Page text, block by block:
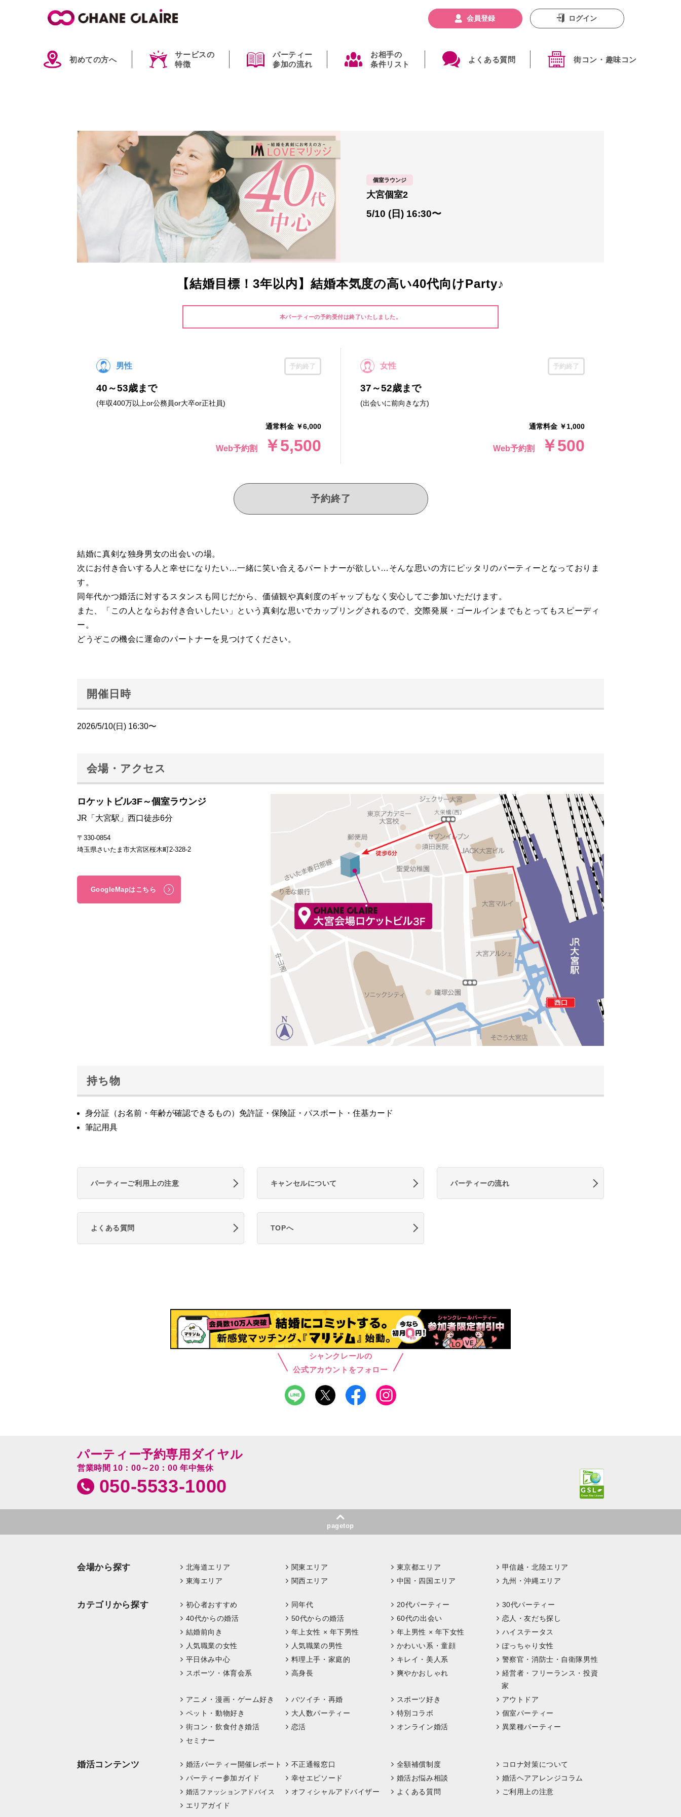
初めての方へ
サービスの
特徴
パーティー
参加の流れ
お相手の
条件リスト
よくある質問 街コン・趣味コン
会員登録 ログイン
5/10 (日) 16:30〜
個室ラウンジ
大宮個室2
【結婚目標！3年以内】結婚本気度の高い40代向けParty♪
本パーティーの予約受付は終了いたしました。
男性 予約終了
40～53歳まで
(年収400万以上or公務員or大卒or正社員)
通常料金 ￥6,000
Web予約割 ￥5,500
女性 予約終了
37～52歳まで
(出会いに前向きな方)
通常料金 ￥1,000
Web予約割 ￥500
予約終了
結婚に真剣な独身男女の出会いの場。
次にお付き合いする人と幸せになりたい…一緒に笑い合えるパートナーが欲しい…そんな思いの方にピッタリのパーティーとなっておりま
す。
同年代かつ婚活に対するスタンスも同じだから、価値観や真剣度のギャップもなく安心してご参加いただけます。
また、「この人とならお付き合いしたい」という真剣な思いでカップリングされるので、交際発展・ゴールインまでもとってもスピーディ
ー。
どうぞこの機会に運命のパートナーを見つけてください。
開催日時
2026/5/10(日) 16:30〜
会場・アクセス
ロケットビル3F～個室ラウンジ
JR「大宮駅」西口徒歩6分
〒330-0854
埼玉県さいたま市大宮区桜木町2-328-2
GoogleMapはこちら
持ち物
身分証（お名前・年齢が確認できるもの）免許証・保険証・パスポート・住基カード
筆記用具
パーティーご利用上の注意 キャンセルについて パーティーの流れ
よくある質問 TOPへ
シャンクレールの
公式アカウントをフォロー
パーティー予約専用ダイヤル
営業時間 10：00～20：00 年中無休
050-5533-1000
pagetop
会場から探す 北海道エリア 関東エリア 東京都エリア
甲信越・北陸エリア
東海エリア
関西エリア 中国・四国エリア 九州・沖縄エリア
カテゴリから探す 初心者おすすめ 同年代 20代パーティー
30代パーティー
40代からの婚活
50代からの婚活 60代の出会い
恋人・友だち探し
結婚前向き
年上女性 × 年下男性 年上男性 × 年下女性
ハイステータス
人気職業の女性
人気職業の男性 かわいい系・童顔
ぽっちゃり女性
平日休み中心
料理上手・家庭的 キレイ・美人系
警察官・消防士・自衛隊男性
スポーツ・体育会系
高身長 爽やかおしゃれ
経営者・フリーランス・投資
家
アニメ・漫画・ゲーム好き
バツイチ・再婚 スポーツ好き
アウトドア
ペット・動物好き
大人数パーティー 特別コラボ
個室パーティー
街コン・飲食付き婚活
恋活 オンライン婚活
異業種パーティー
セミナー
婚活コンテンツ 婚活パーティー開催レポート 不正通報窓口 全額補償制度
コロナ対策について
パーティー参加ガイド
幸せエピソード 婚活お悩み相談 婚活ヘアアレンジコラム
婚活ファッションアドバイス オフィシャルアドバイザー よくある質問
ご利用上の注意
エリアガイド